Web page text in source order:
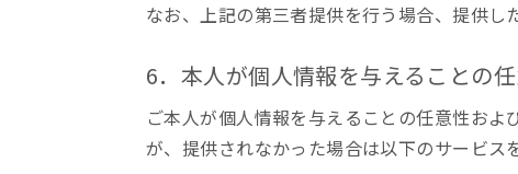
なお、上記の第三者提供を行う場合、提供し
6．本人が個人情報を与えることの
ご本人が個人情報を与えることの任意性お
が、提供されなかった場合は以下のサービス